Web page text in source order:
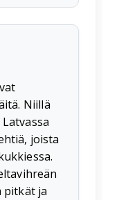
Niillä
joista
pitkät ja